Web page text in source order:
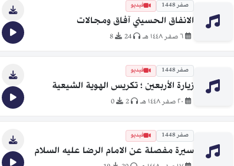
صفر 1448 فيديو
الانفاق الحسيني آفاق ومجالات
٦ صفر ١٤٤٨ هـ 24
8
صفر 1448 فيديو
زيارة الأربعين ؛ تكريس الهوية الشيعية
2
0
صفر 1448 فيديو
سيرة مفصلة عن الامام الرضا عليه السلام